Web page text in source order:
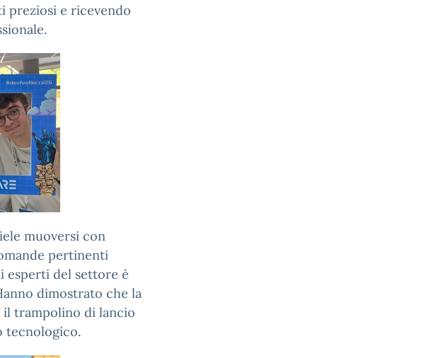
preziosi e ricevendo
muoversi con
pertinenti
esperti del settore è
dimostrato che la
il trampolino di lancio
tecnologico.